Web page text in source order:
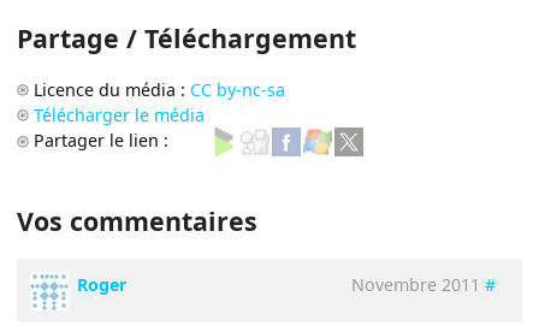
Partage / Téléchargement
Licence du média : CC by-nc-sa
Télécharger le média
Partager le lien :
Vos commentaires
Roger Novembre 2011 #